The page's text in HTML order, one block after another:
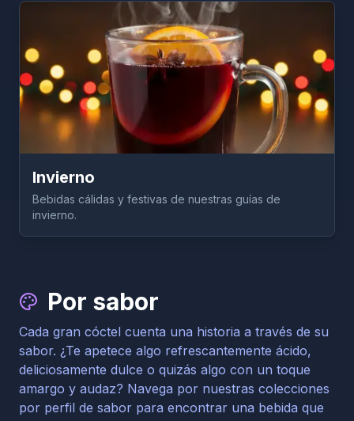
Invierno
Bebidas cálidas y festivas de nuestras guías de
invierno.
Por sabor
Cada gran cóctel cuenta una historia a través de su
sabor. ¿Te apetece algo refrescantemente ácido,
deliciosamente dulce o quizás algo con un toque
amargo y audaz? Navega por nuestras colecciones
por perfil de sabor para encontrar una bebida que